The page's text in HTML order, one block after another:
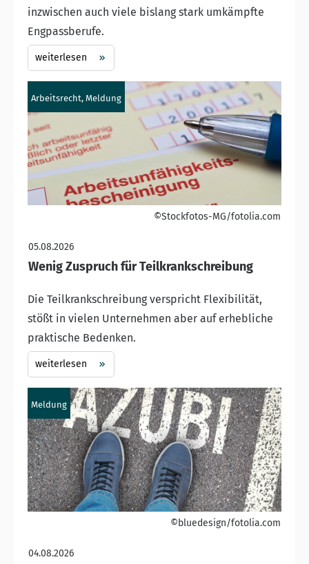
inzwischen auch viele bislang stark umkämpfte
Engpassberufe.
weiterlesen
Arbeitsrecht, Meldung
©Stockfotos-MG/fotolia.com
05.08.2026
Wenig Zuspruch für Teilkrankschreibung
Die Teilkrankschreibung verspricht Flexibilität,
stößt in vielen Unternehmen aber auf erhebliche
praktische Bedenken.
weiterlesen
Meldung
©bluedesign/fotolia.com
04.08.2026